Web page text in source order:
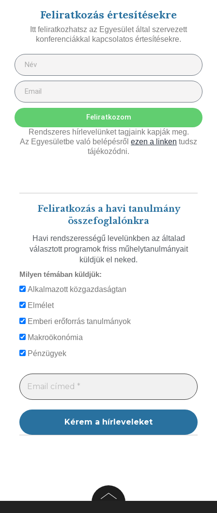
Feliratkozás értesítésekre
Itt feliratkozhatsz az Egyesület által szervezett
konferenciákkal kapcsolatos értesítésekre.
Feliratkozom
Rendszeres hírlevelünket tagjaink kapják meg.
Az Egyesületbe való belépésről ezen a linken tudsz
tájékozódni.
Feliratkozás a havi tanulmány
összefoglalónkra
Havi rendszerességű levelünkben az általad
választott programok friss műhelytanulmányait
küldjük el neked.
Milyen témában küldjük:
Alkalmazott közgazdaságtan
Elmélet
Emberi erőforrás tanulmányok
Makroökonómia
Pénzügyek